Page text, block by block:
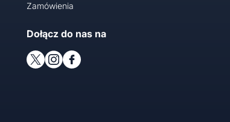
Zamówienia
Dołącz do nas na